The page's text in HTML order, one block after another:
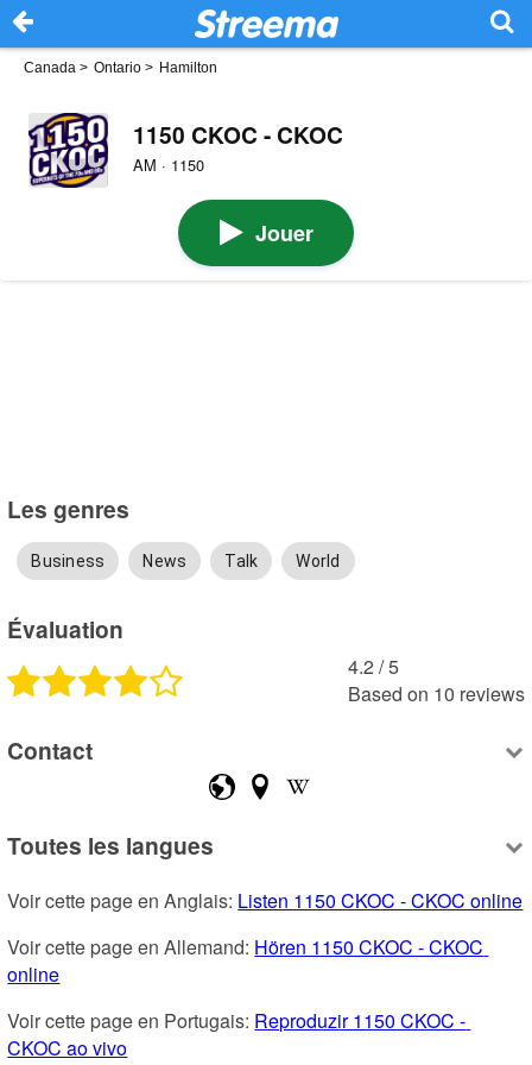
Canada > Ontario > Hamilton
1150 CKOC - CKOC
AM · 1150
Jouer
Les genres
Business News Talk World
Évaluation
4.2 /5
Based on 10 reviews
Contact
Toutes les langues
Voir cette page en Anglais: Listen 1150 CKOC - CKOC online
Voir cette page en Allemand: Hören 1150 CKOC - CKOC
online
Voir cette page en Portugais: Reproduzir 1150 CKOC -
CKOC ao vivo